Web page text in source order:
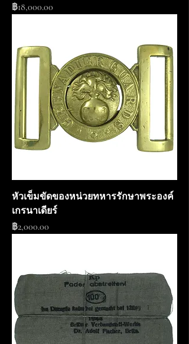
ราคา
฿18,000.00
หัวเข็มขัดของหน่วยทหารรักษาพระองค์
เกรนาเดียร์
ราคา
฿2,000.00